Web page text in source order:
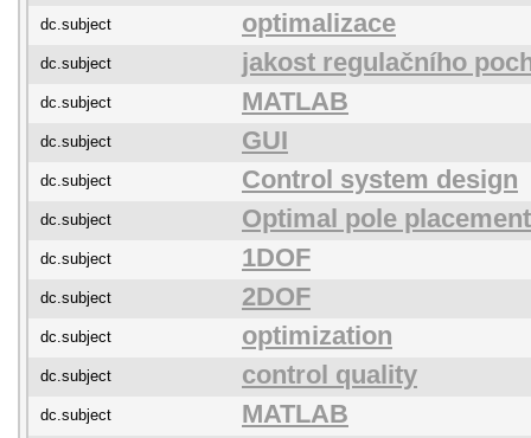
dc.subject optimalizace
dc.subject jakost regulačního
dc.subject MATLAB
dc.subject GUI
dc.subject Control system design
dc.subject Optimal pole placement
dc.subject 1DOF
dc.subject 2DOF
dc.subject optimization
dc.subject control quality
dc.subject MATLAB